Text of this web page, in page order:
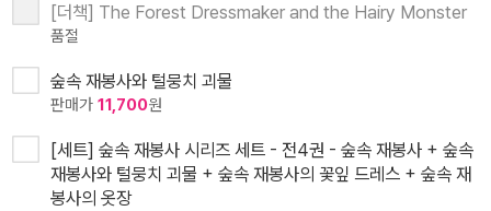
[더책] The Forest Dressmaker and the Hairy Monster
품절
숲속 재봉사와 털뭉치 괴물
판매가 11,700원
[세트] 숲속 재봉사 시리즈 세트 - 전4권 - 숲속 재봉사 + 숲속
재봉사와 털뭉치 괴물 + 숲속 재봉사의 꽃잎 드레스 + 숲속 재
봉사의 옷장